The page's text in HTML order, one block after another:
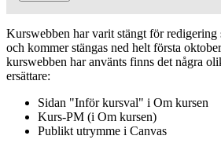
Kurswebben har varit stängt för redigering
och kommer stängas ned helt första
kurswebben har använts finns det några
ersättare:
Sidan "Inför kursval" i Om kursen
Kurs-PM (i Om kursen)
Publikt utrymme i Canvas